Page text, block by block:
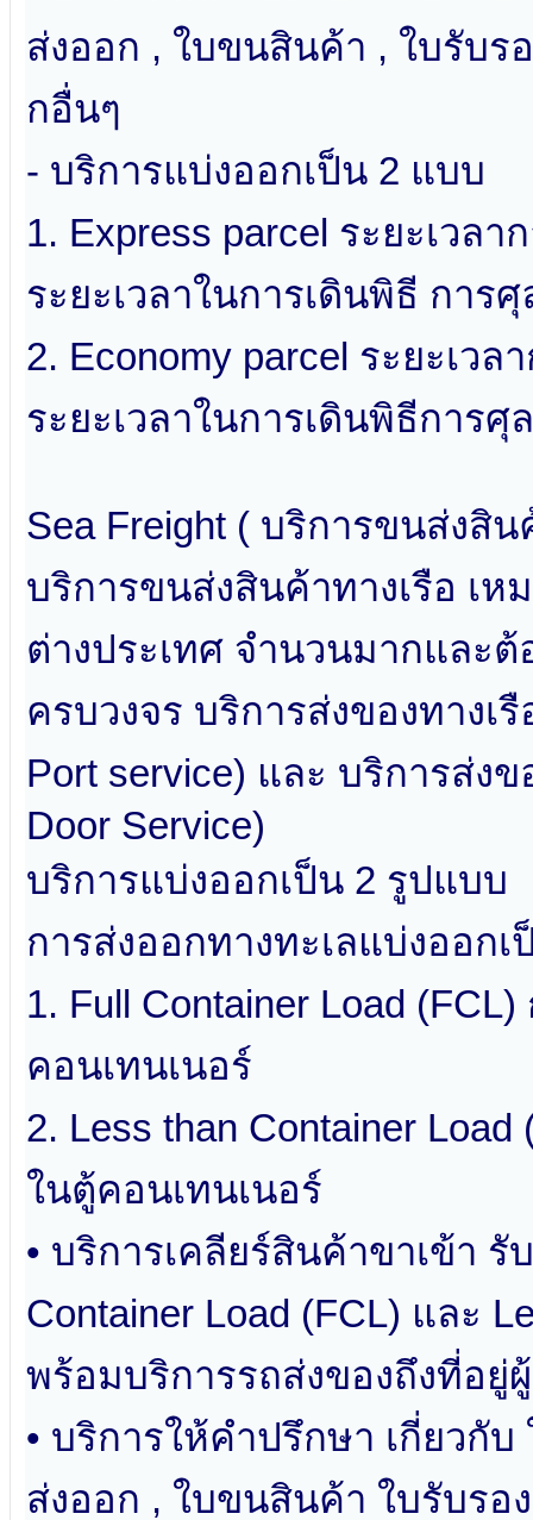
ส่งออก , ใบขนสินค้า , ใบรับ
กอื่นๆ
- บริการแบ่งออกเป็น 2 แบบ
1. Express parcel ระยะเวล
ระยะเวลาในการเดินพิธี การ
2. Economy parcel ระยะเว
ระยะเวลาในการเดินพิธีการศุ
Sea Freight ( บริการขนส่งสิน
บริการขนส่งสินค้าทางเรือ เ
ต่างประเทศ จำนวนมากและ
ครบวงจร บริการส่งของทางเ
Port service) และ บริการส่ง
Door Service)
บริการแบ่งออกเป็น 2 รูปแบบ
การส่งออกทางทะเลแบ่งออก
1. Full Container Load
คอนเทนเนอร์
2. Less than Container
ในตู้คอนเทนเนอร์
• บริการเคลียร์สินค้าขาเข้า รั
Container Load (FCL) และ
พร้อมบริการรถส่งของถึงที่อยู่
• บริการให้คำปรึกษา เกี่ยวกั
ส่งออก , ใบขนสินค้า ใบรับร